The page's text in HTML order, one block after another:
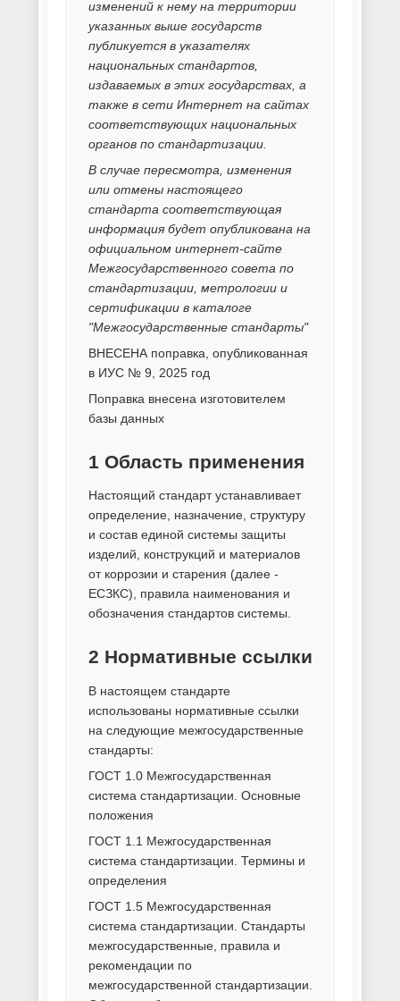
Способы покраски
Термодиффузионное
цинкование
Травление металла
Услуги гальванического
покрытия
Фосфатирование металла
Химическая и гальваническая
обработка металла
Химическое оксидирование
металла
Холодное цинкование металла
Цинкование металла
Цинкование труб
Шоопирование цинком
Электродуговая металлизация